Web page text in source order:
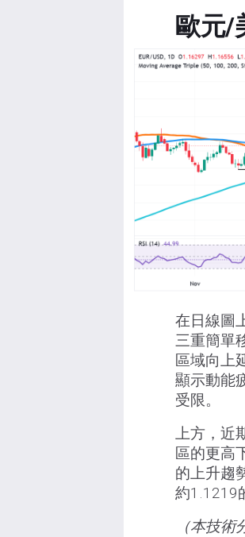
歐元/
在日線圖
三重簡單
區域向上
顯示動能
受限。
上方，近
區的更高
的上升趨
約1.1219
（本技術